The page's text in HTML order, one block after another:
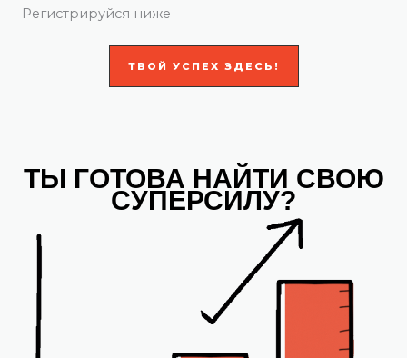
Регистрируйся ниже
ТВОЙ УСПЕХ ЗДЕСЬ!
ТЫ ГОТОВА НАЙТИ СВОЮ
СУПЕРСИЛУ?